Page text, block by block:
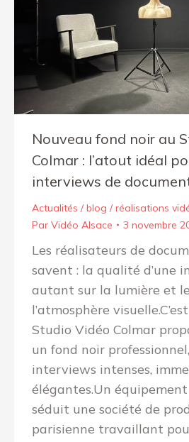
Nouveau fond noir au
Colmar : l’atout idéal
interviews de
Actualités / blog / réalisations
Par Vidéo Alsace 3 novembre
Les réalisateurs de
savent : la qualité d’une
autant sur la lumière et
l’atmosphère
Studio Vidéo Colmar
un fond noir
interviews intenses,
élégantes.Un
séduit une société de
parisienne travaillant